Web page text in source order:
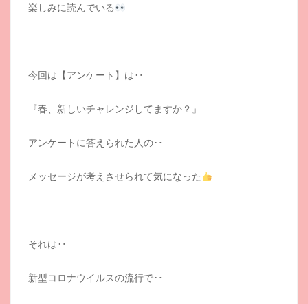
楽しみに読んでいる
今回は【アンケート】は‥
『春、新しいチャレンジしてますか？』
アンケートに答えられた人の‥
メッセージが考えさせられて気になった
それは‥
新型コロナウイルスの流行で‥